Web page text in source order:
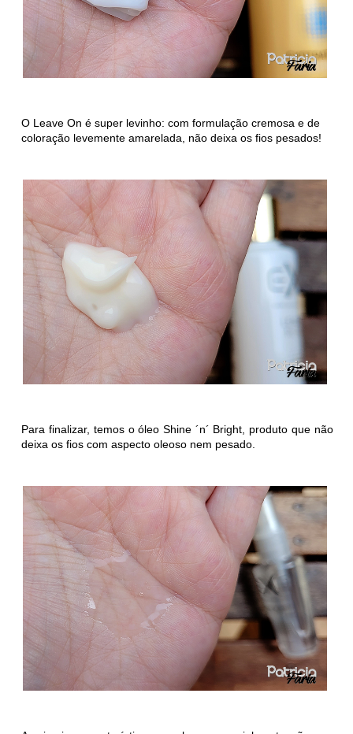
O Leave On é super levinho: com formulação cremosa e de
coloração levemente amarelada, não deixa os fios pesados!
Para finalizar, temos o óleo Shine ´n´ Bright, produto que não
deixa os fios com aspecto oleoso nem pesado.